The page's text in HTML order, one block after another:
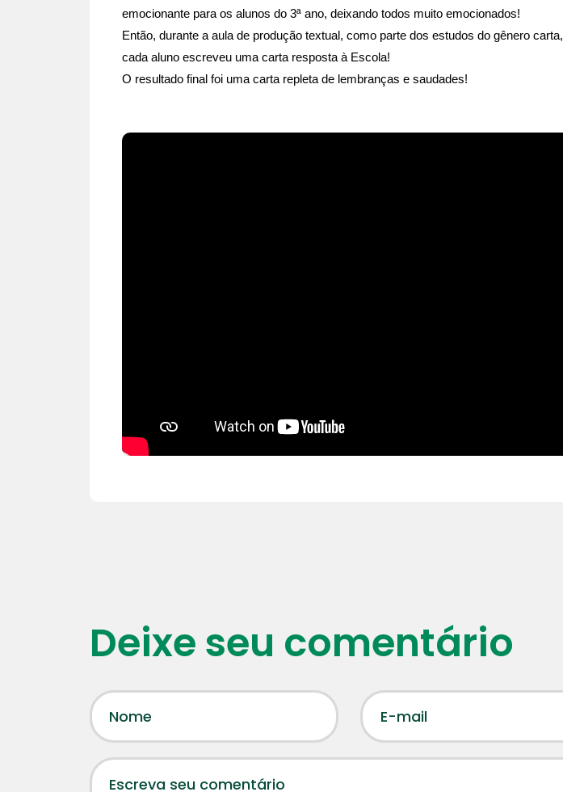
emocionante para os alunos do 3ª ano, deixando todos muito emocionados!
Então, durante a aula de produção textual, como parte dos estudos do gênero carta,
cada aluno escreveu uma carta resposta à Escola!
O resultado final foi uma carta repleta de lembranças e saudades!
Deixe seu comentário